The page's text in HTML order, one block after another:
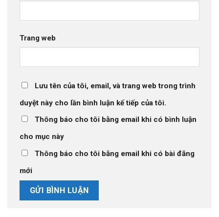
Trang web
Lưu tên của tôi, email, và trang web trong trình
duyệt này cho lần bình luận kế tiếp của tôi.
Thông báo cho tôi bằng email khi có bình luận
cho mục này
Thông báo cho tôi bằng email khi có bài đăng
mới